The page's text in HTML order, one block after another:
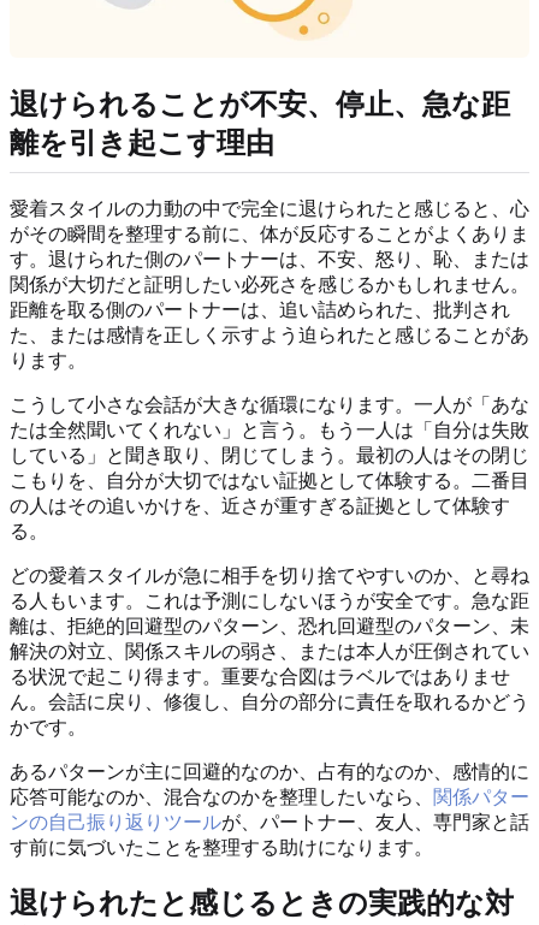
退けられることが不安、停止、急な距
離を引き起こす理由
愛着スタイルの力動の中で完全に退けられたと感じると、心
がその瞬間を整理する前に、体が反応することがよくありま
す。退けられた側のパートナーは、不安、怒り、恥、または
関係が大切だと証明したい必死さを感じるかもしれません。
距離を取る側のパートナーは、追い詰められた、批判され
た、または感情を正しく示すよう迫られたと感じることがあ
ります。
こうして小さな会話が大きな循環になります。一人が「あな
たは全然聞いてくれない」と言う。もう一人は「自分は失敗
している」と聞き取り、閉じてしまう。最初の人はその閉じ
こもりを、自分が大切ではない証拠として体験する。二番目
の人はその追いかけを、近さが重すぎる証拠として体験す
る。
どの愛着スタイルが急に相手を切り捨てやすいのか、と尋ね
る人もいます。これは予測にしないほうが安全です。急な距
離は、拒絶的回避型のパターン、恐れ回避型のパターン、未
解決の対立、関係スキルの弱さ、または本人が圧倒されてい
る状況で起こり得ます。重要な合図はラベルではありませ
ん。会話に戻り、修復し、自分の部分に責任を取れるかどう
かです。
あるパターンが主に回避的なのか、占有的なのか、感情的に
応答可能なのか、混合なのかを整理したいなら、 関係パター
ンの自己振り返りツールが、パートナー、友人、専門家と話
す前に気づいたことを整理する助けになります。
退けられたと感じるときの実践的な対